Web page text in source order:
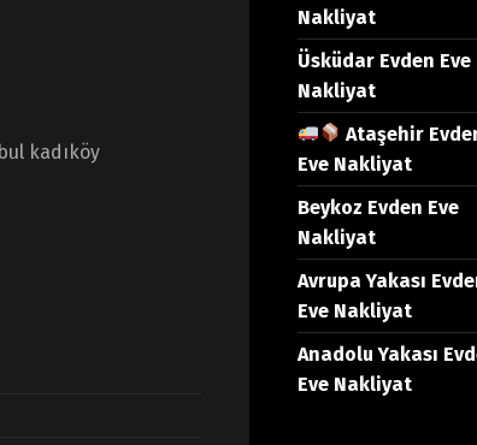
kadıköy
Nakliyat
Üsküdar Evden Eve
Nakliyat
Ataşehir
Eve Nakliyat
Beykoz Evden Eve
Nakliyat
Avrupa Yakası
Eve Nakliyat
Anadolu Yakası
Eve Nakliyat